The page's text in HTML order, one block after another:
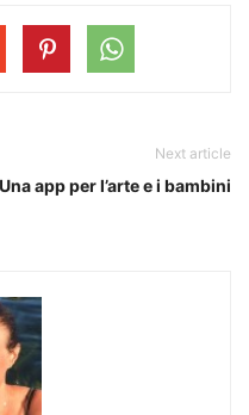
Next article
Una app per l’arte e i bambini